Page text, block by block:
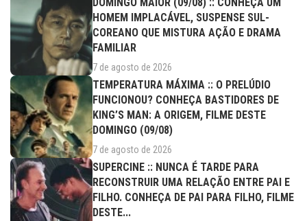
HOMEM IMPLACÁVEL, SUSPENSE SUL-
COREANO QUE MISTURA AÇÃO E DRAMA
FAMILIAR
7 de agosto de 2026
TEMPERATURA MÁXIMA :: O PRELÚDIO
FUNCIONOU? CONHEÇA BASTIDORES DE
KING’S MAN: A ORIGEM, FILME DESTE
DOMINGO (09/08)
7 de agosto de 2026
SUPERCINE :: NUNCA É TARDE PARA
RECONSTRUIR UMA RELAÇÃO ENTRE PAI E
FILHO. CONHEÇA DE PAI PARA FILHO, FILME
DESTE...